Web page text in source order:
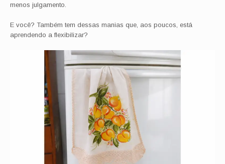
menos julgamento.
E você? Também tem dessas manias que, aos poucos, está
aprendendo a flexibilizar?